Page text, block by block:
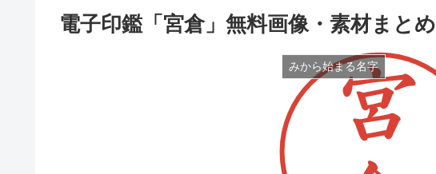
電子印鑑「宮倉」無料画像・素材まとめ
みから始まる名字